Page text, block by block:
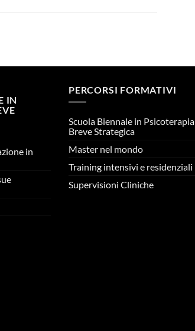
IN
in
PERCORSI FORMATIVI
Scuola Biennale in Psicoterapia
Breve Strategica
Master nel mondo
Training intensivi e residenziali
Supervisioni Cliniche